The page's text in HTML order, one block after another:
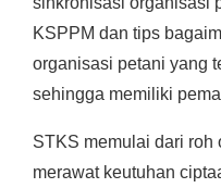
KSPPM dan tips
organisasi petani yang
sehingga memiliki
STKS memulai dari roh
merawat keutuhan